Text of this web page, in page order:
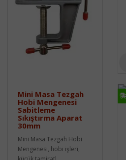
Mini Masa Tezgah
Hobi Mengenesi
Sabitleme
Sıkıştırma Aparat
30mm
Mini Masa Tezgah Hobi
Mengenesi, hobi işleri,